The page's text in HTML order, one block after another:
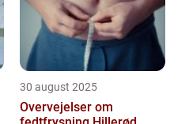
30 august 2025
Overvejelser om